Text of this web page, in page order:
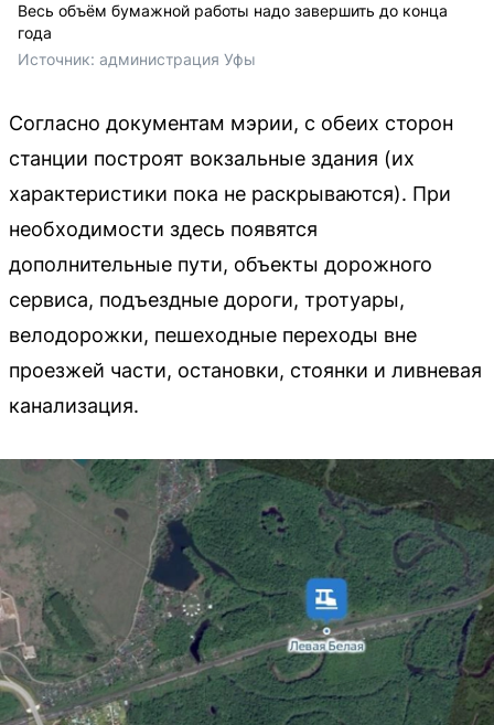
Весь объём бумажной работы надо завершить до конца
года
Источник: администрация Уфы
Согласно документам мэрии, с обеих сторон
станции построят вокзальные здания (их
характеристики пока не раскрываются). При
необходимости здесь появятся
дополнительные пути, объекты дорожного
сервиса, подъездные дороги, тротуары,
велодорожки, пешеходные переходы вне
проезжей части, остановки, стоянки и ливневая
канализация.